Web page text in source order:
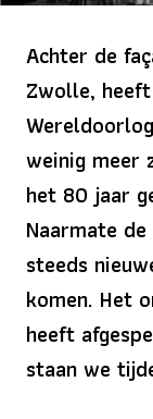
Achter de
Zwolle,
weinig meer
het 80 jaar
Naarmate
steeds
komen. Het
heeft
staan we